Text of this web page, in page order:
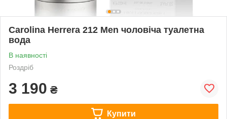
Carolina Herrera 212 Men чоловіча туалетна
вода
В наявності
Роздріб
3 190 ₴
Купити